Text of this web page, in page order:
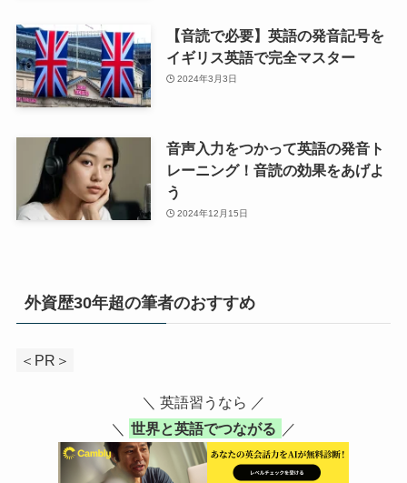
【音読で必要】英語の発音記号を
イギリス英語で完全マスター
2024年3月3日
音声入力をつかって英語の発音ト
レーニング！音読の効果をあげよ
う
2024年12月15日
外資歴30年超の筆者のおすすめ
＜PR＞
＼ 英語習うなら ／
＼
世界と英語でつながる ／